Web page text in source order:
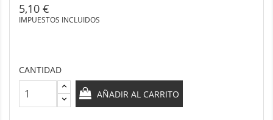
5,10 €
IMPUESTOS INCLUIDOS
CANTIDAD
AÑADIR AL CARRITO